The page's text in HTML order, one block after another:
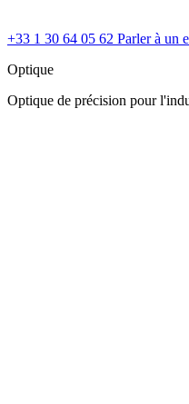
+33 1 30 64 05 62 Parler à un
Optique
Optique de précision pour